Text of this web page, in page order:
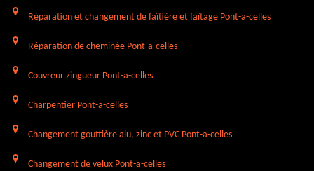
Réparation et changement de faîtière et faîtage Pont-a-celles
Réparation de cheminée Pont-a-celles
Couvreur zingueur Pont-a-celles
Charpentier Pont-a-celles
Changement gouttière alu, zinc et PVC Pont-a-celles
Changement de velux Pont-a-celles